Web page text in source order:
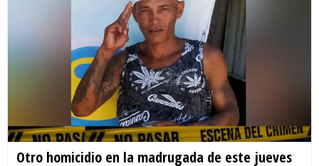
Otro homicidio en la madrugada de este jueves